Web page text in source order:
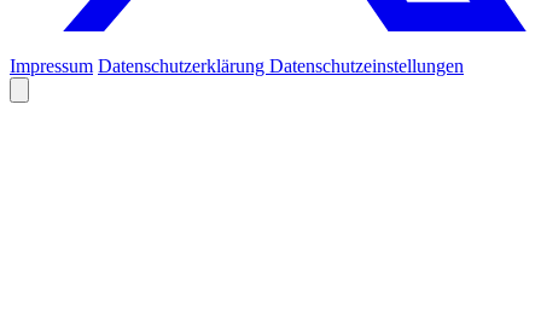
Impressum Datenschutzerklärung Datenschutzeinstellungen